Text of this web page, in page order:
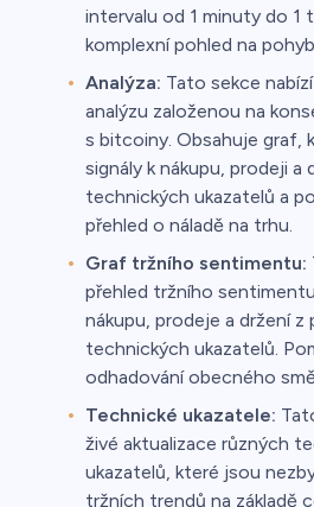
intervalu od 1 minuty do 1
komplexní pohled na
Analýza: Tato sekce
analýzu založenou na
s bitcoiny. Obsahuje graf,
signály k nákupu, prodeji a
technických ukazatelů a
přehled o náladě na trhu.
Graf tržního sentimentu:
přehled tržního
nákupu, prodeje a držení z
technických ukazatelů.
odhadování obecného
Technické ukazatele:
živé aktualizace různých
ukazatelů, které jsou
tržních trendů na základě